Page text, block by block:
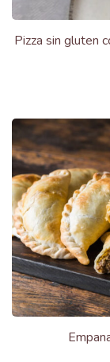
Pizza sin gluten